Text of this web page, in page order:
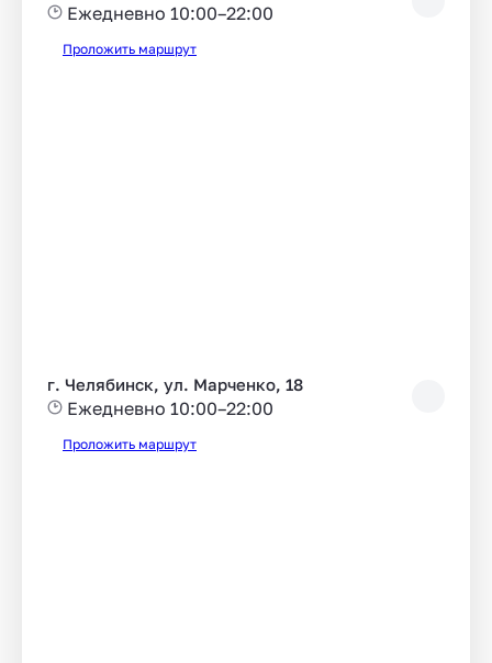
Ежедневно 10:00–22:00
Проложить маршрут
г. Челябинск, ул. Марченко, 18
Ежедневно 10:00–22:00
Проложить маршрут